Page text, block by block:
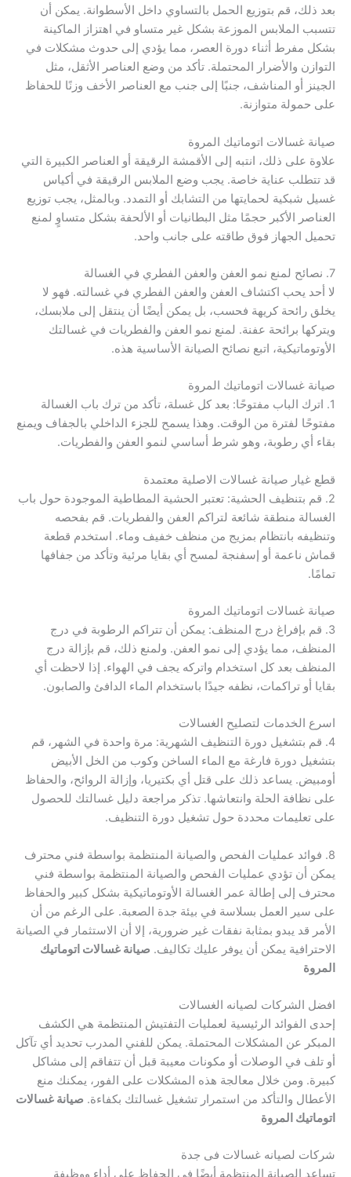
بعد ذلك، قم بتوزيع الحمل بالتساوي داخل الأسطوانة. يمكن أن
تتسبب الملابس الموزعة بشكل غير متساو في اهتزاز الماكينة
بشكل مفرط أثناء دورة العصر، مما يؤدي إلى حدوث مشكلات في
التوازن والأضرار المحتملة. تأكد من وضع العناصر الأثقل، مثل
الجينز أو المناشف، جنبًا إلى جنب مع العناصر الأخف وزنًا للحفاظ
على حمولة متوازنة.
صيانة غسالات اتوماتيك المروة
علاوة على ذلك، انتبه إلى الأقمشة الرقيقة أو العناصر الكبيرة التي
قد تتطلب عناية خاصة. يجب وضع الملابس الرقيقة في أكياس
غسيل شبكية لحمايتها من التشابك أو التمدد. وبالمثل، يجب توزيع
العناصر الأكبر حجمًا مثل البطانيات أو الألحفة بشكل متساوٍ لمنع
تحميل الجهاز فوق طاقته على جانب واحد.
7. نصائح لمنع نمو العفن والعفن الفطري في الغسالة
لا أحد يحب اكتشاف العفن والعفن الفطري في غسالته. فهو لا
يخلق رائحة كريهة فحسب، بل يمكن أيضًا أن ينتقل إلى ملابسك،
ويتركها برائحة عفنة. لمنع نمو العفن والفطريات في غسالتك
الأوتوماتيكية، اتبع نصائح الصيانة الأساسية هذه.
صيانة غسالات اتوماتيك المروة
1. اترك الباب مفتوحًا: بعد كل غسلة، تأكد من ترك باب الغسالة
مفتوحًا لفترة من الوقت. وهذا يسمح للجزء الداخلي بالجفاف ويمنع
بقاء أي رطوبة، وهو شرط أساسي لنمو العفن والفطريات.
قطع غيار صيانة غسالات الاصلية معتمدة
2. قم بتنظيف الحشية: تعتبر الحشية المطاطية الموجودة حول باب
الغسالة منطقة شائعة لتراكم العفن والفطريات. قم بفحصه
وتنظيفه بانتظام بمزيج من منظف خفيف وماء. استخدم قطعة
قماش ناعمة أو إسفنجة لمسح أي بقايا مرئية وتأكد من جفافها
تمامًا.
صيانة غسالات اتوماتيك المروة
3. قم بإفراغ درج المنظف: يمكن أن تتراكم الرطوبة في درج
المنظف، مما يؤدي إلى نمو العفن. ولمنع ذلك، قم بإزالة درج
المنظف بعد كل استخدام واتركه يجف في الهواء. إذا لاحظت أي
بقايا أو تراكمات، نظفه جيدًا باستخدام الماء الدافئ والصابون.
اسرع الخدمات لتصليح الغسالات
4. قم بتشغيل دورة التنظيف الشهرية: مرة واحدة في الشهر، قم
بتشغيل دورة فارغة مع الماء الساخن وكوب من الخل الأبيض
أومبيض. يساعد ذلك على قتل أي بكتيريا، وإزالة الروائح، والحفاظ
على نظافة الحلة وانتعاشها. تذكر مراجعة دليل غسالتك للحصول
على تعليمات محددة حول تشغيل دورة التنظيف.
8. فوائد عمليات الفحص والصيانة المنتظمة بواسطة فني محترف
يمكن أن تؤدي عمليات الفحص والصيانة المنتظمة بواسطة فني
محترف إلى إطالة عمر الغسالة الأوتوماتيكية بشكل كبير والحفاظ
على سير العمل بسلاسة في بيئة جدة الصعبة. على الرغم من أن
الأمر قد يبدو بمثابة نفقات غير ضرورية، إلا أن الاستثمار في الصيانة
الاحترافية يمكن أن يوفر عليك تكاليف. صيانة غسالات اتوماتيك
المروة
افضل الشركات لصيانه الغسالات
إحدى الفوائد الرئيسية لعمليات التفتيش المنتظمة هي الكشف
المبكر عن المشكلات المحتملة. يمكن للفني المدرب تحديد أي تآكل
أو تلف في الوصلات أو مكونات معيبة قبل أن تتفاقم إلى مشاكل
كبيرة. ومن خلال معالجة هذه المشكلات على الفور، يمكنك منع
الأعطال والتأكد من استمرار تشغيل غسالتك بكفاءة. صيانة غسالات
اتوماتيك المروة
شركات لصيانه غسالات فى جدة